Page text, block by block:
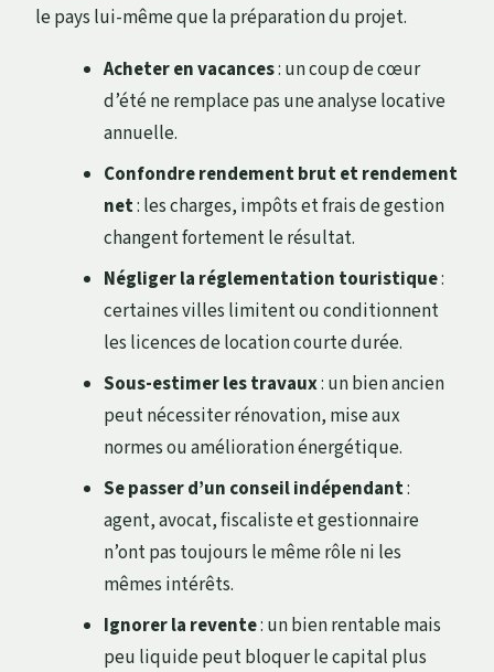
le pays lui-même que la préparation du projet.
Acheter en vacances: un coup de cœur
d’été ne remplace pas une analyse locative
annuelle.
Confondre rendement brut et rendement
net: les charges, impôts et frais de gestion
changent fortement le résultat.
Négliger la réglementation touristique:
certaines villes limitent ou conditionnent
les licences de location courte durée.
Sous-estimer les travaux: un bien ancien
peut nécessiter rénovation, mise aux
normes ou amélioration énergétique.
Se passer d’un conseil indépendant:
agent, avocat, fiscaliste et gestionnaire
n’ont pas toujours le même rôle ni les
mêmes intérêts.
Ignorer la revente: un bien rentable mais
peu liquide peut bloquer le capital plus